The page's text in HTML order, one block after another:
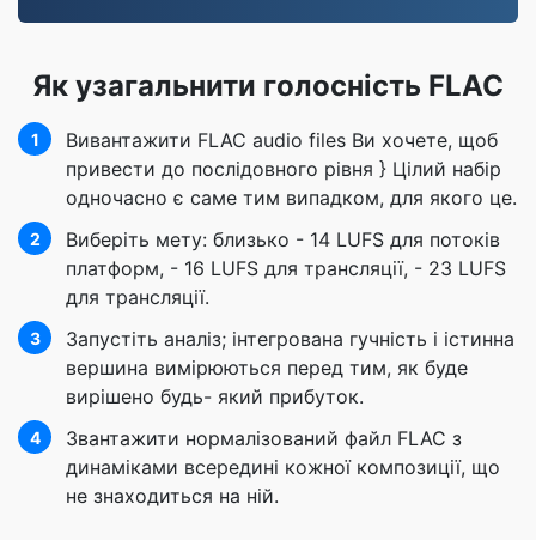
Як узагальнити голосність FLAC
1
Вивантажити FLAC audio files Ви хочете, щоб
привести до послідовного рівня } Цілий набір
одночасно є саме тим випадком, для якого це.
2
Виберіть мету: близько - 14 LUFS для потоків
платформ, - 16 LUFS для трансляції, - 23 LUFS
для трансляції.
3
Запустіть аналіз; інтегрована гучність і істинна
вершина вимірюються перед тим, як буде
вирішено будь- який прибуток.
4
Звантажити нормалізований файл FLAC з
динаміками всередині кожної композиції, що
не знаходиться на ній.